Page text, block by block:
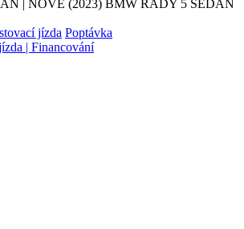
jízda Poptávka
| Financování